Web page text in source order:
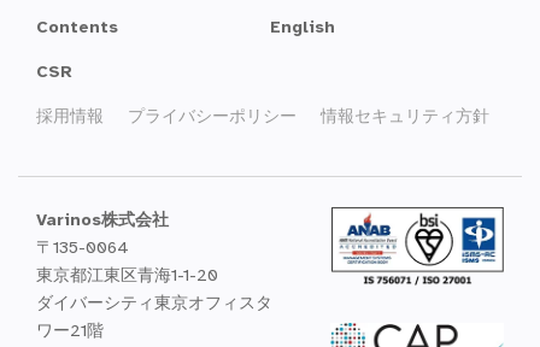
Contents English
CSR
採用情報 プライバシーポリシー 情報セキュリティ方針
Varinos株式会社
〒135-0064
東京都江東区青海1-1-20
ダイバーシティ東京オフィスタ
ワー21階